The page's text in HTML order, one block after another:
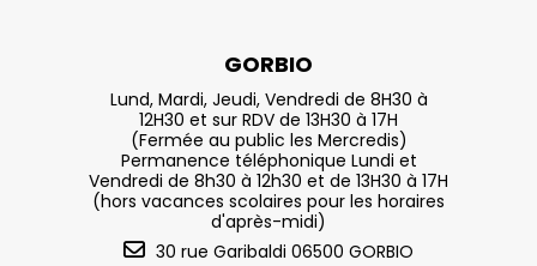
GORBIO
Lund, Mardi, Jeudi, Vendredi de 8H30 à
12H30 et sur RDV de 13H30 à 17H
(Fermée au public les Mercredis)
Permanence téléphonique Lundi et
Vendredi de 8h30 à 12h30 et de 13H30 à 17H
(hors vacances scolaires pour les horaires
d'après-midi)
30 rue Garibaldi 06500 GORBIO